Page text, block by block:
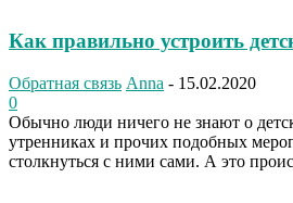
Как правильно устроить
Обратная связь Anna - 15.02.2020
0
Обычно люди ничего не знают о
утренниках и прочих подобных
столкнуться с ними сами. А это